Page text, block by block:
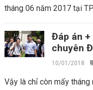
tháng 06 năm 2017 tại
Đáp án
chuyên
2017
10/01/2018
Vậy là chỉ còn mấy